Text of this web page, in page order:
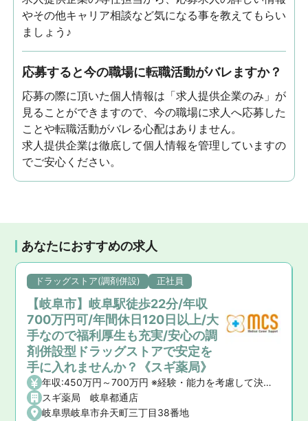
やその他キャリア相談など気になる事を教えてもらい
ましょう♪
応募すると今の職場に転職活動がバレますか？
応募の際に頂いた個人情報は「求人提供企業のみ」が
見ることができますので、今の職場に求人へ応募した
ことや転職活動がバレる心配はありません。
求人提供企業は徹底して個人情報を管理していますの
でご安心ください。
あなたにおすすめの求人
ドラッグストア(調剤併設) 正社員
【岐阜市】岐阜駅徒歩22分/年収
700万円可/年間休日120日以上/大
手なので福利厚生も充実/安心の調
剤併設型ドラッグストアで安定を
手に入れませんか？《スギ薬局》
年収:450万円～700万円 ※経験・能力を考慮して決定いたします。 【昇給】年1回 【賞与】年2回(7月・12月)、業績賞与:年1回(業績連動型) 【諸手当】資格手当、時間外手当、通勤手当、子ども手当等
スギ薬局 岐阜都通店
岐阜県岐阜市弁天町三丁目38番地